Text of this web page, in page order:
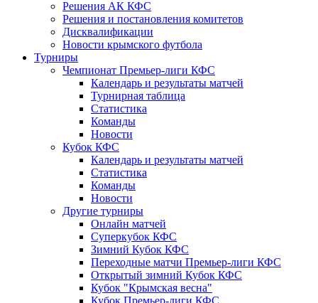
Решения АК КФС
Решения и постановления комитетов
Дисквалификации
Новости крымского футбола
Турниры
Чемпионат Премьер-лиги КФС
Календарь и результаты матчей
Турнирная таблица
Статистика
Команды
Новости
Кубок КФС
Календарь и результаты матчей
Статистика
Команды
Новости
Другие турниры
Онлайн матчей
Суперкубок КФС
Зимний Кубок КФС
Переходные матчи Премьер-лиги КФС
Открытый зимний Кубок КФС
Кубок "Крымская весна"
Кубок Премьер-лиги КФС